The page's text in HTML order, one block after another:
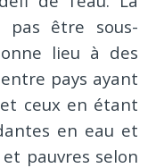
pas être sous-
lieu à des
pays ayant
ceux en étant
en eau et
pauvres selon